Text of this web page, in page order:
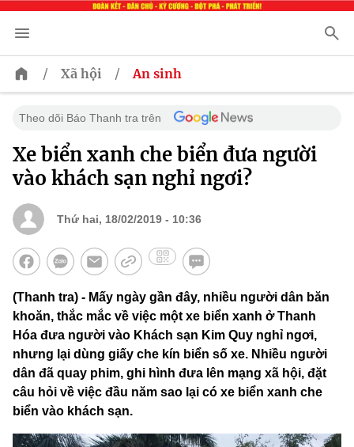
/ Xã hội / An sinh
Theo dõi Báo Thanh tra trên
Xe biển xanh che biển đưa người
vào khách sạn nghỉ ngơi?
Thứ hai, 18/02/2019 - 10:36
(Thanh tra) - Mấy ngày gần đây, nhiều người dân băn
khoăn, thắc mắc về việc một xe biển xanh ở Thanh
Hóa đưa người vào Khách sạn Kim Quy nghỉ ngơi,
nhưng lại dùng giấy che kín biển số xe. Nhiều người
dân đã quay phim, ghi hình đưa lên mạng xã hội, đặt
câu hỏi về việc đầu năm sao lại có xe biển xanh che
biển vào khách sạn.